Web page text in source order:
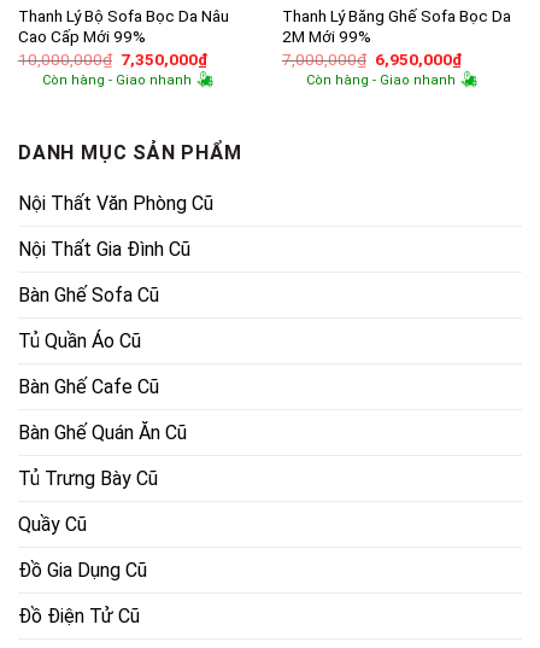
Thanh Lý Bộ Sofa Bọc Da Nâu
Cao Cấp Mới 99%
10,000,000₫ Giá
gốc
là:
7,350,000₫Giá
hiện
tại
Còn hàng - Giao nhanh
Thanh Lý Băng Ghế Sofa Bọc Da
2M Mới 99%
7,000,000₫ Giá
gốc
là:
6,950,000₫Giá
hiện
tại
Còn hàng - Giao nhanh
DANH MỤC SẢN PHẨM
Nội Thất Văn Phòng Cũ
Nội Thất Gia Đình Cũ
Bàn Ghế Sofa Cũ
Tủ Quần Áo Cũ
Bàn Ghế Cafe Cũ
Bàn Ghế Quán Ăn Cũ
Tủ Trưng Bày Cũ
Quầy Cũ
Đồ Gia Dụng Cũ
Đồ Điện Tử Cũ